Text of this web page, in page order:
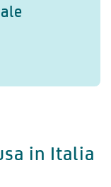
in Italia